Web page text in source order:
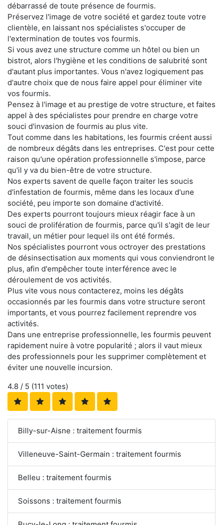
débarrassé de toute présence de fourmis.
Préservez l'image de votre société et gardez toute votre
clientèle, en laissant nos spécialistes s'occuper de
l'extermination de toutes vos fourmis.
Si vous avez une structure comme un hôtel ou bien un
bistrot, alors l'hygiène et les conditions de salubrité sont
d'autant plus importantes. Vous n'avez logiquement pas
d'autre choix que de nous faire appel pour éliminer vite
vos fourmis.
Pensez à l'image et au prestige de votre structure, et faites
appel à des spécialistes pour prendre en charge votre
souci d'invasion de fourmis au plus vite.
Tout comme dans les habitations, les fourmis créent aussi
de nombreux dégâts dans les entreprises. C'est pour cette
raison qu'une opération professionnelle s'impose, parce
qu'il y va du bien-être de votre structure.
Nos experts savent de quelle façon traiter les soucis
d'infestation de fourmis, même dans les locaux d'une
société, peu importe son domaine d'activité.
Des experts pourront toujours mieux réagir face à un
souci de prolifération de fourmis, parce qu'il s'agit de leur
travail, un métier pour lequel ils ont été formés.
Nos spécialistes pourront vous octroyer des prestations
de désinsectisation aux moments qui vous conviendront le
plus, afin d'empêcher toute interférence avec le
déroulement de vos activités.
Plus vite vous nous contacterez, moins les dégâts
occasionnés par les fourmis dans votre structure seront
importants, et vous pourrez facilement reprendre vos
activités.
Dans une entreprise professionnelle, les fourmis peuvent
rapidement nuire à votre popularité ; alors il vaut mieux
des professionnels pour les supprimer complètement et
éviter une nouvelle incursion.
4.8 / 5 (111 votes)
Billy-sur-Aisne : traitement fourmis
Villeneuve-Saint-Germain : traitement fourmis
Belleu : traitement fourmis
Soissons : traitement fourmis